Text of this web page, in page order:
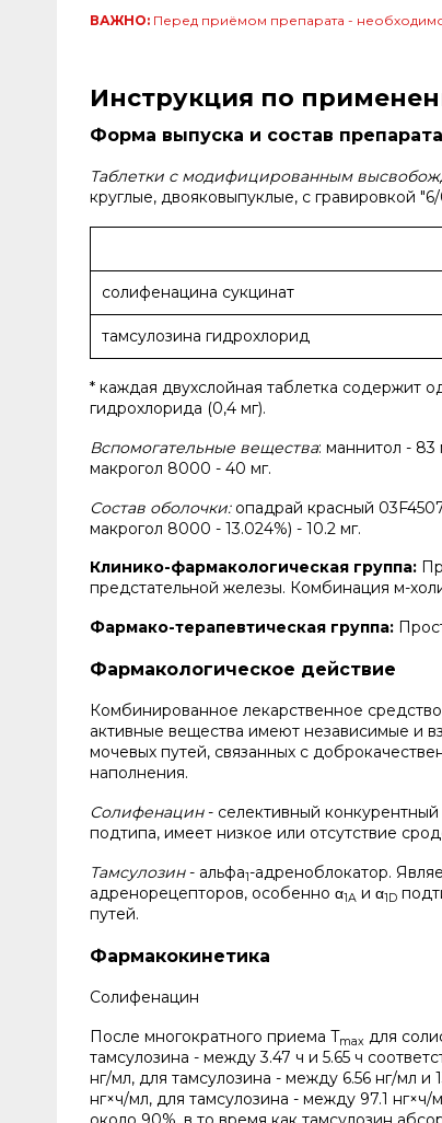
ВАЖНО: Перед приёмом препарата -
Инструкция по
Форма выпуска и состав препарата
Таблетки с модифицированным
круглые, двояковыпуклые, с гравировкой
солифенацина сукцинат
тамсулозина гидрохлорид
* каждая двухслойная таблетка содержит
гидрохлорида (0,4 мг).
Вспомогательные вещества: маннитол - 83
макрогол 8000 - 40 мг.
Состав оболочки:опадрай красный
макрогол 8000 - 13.024%) - 10.2 мг.
Клинико-фармакологическая группа:
предстательной железы. Комбинация м-
Фармако-терапевтическая группа:
Фармакологическое действие
Комбинированное лекарственное
активные вещества имеют независимые и
мочевых путей, связанных с
наполнения.
Солифенацин- селективный
подтипа, имеет низкое или отсутствие
Тамсулозин- альфа1-адреноблокатор.
адренорецепторов, особенно α1А и α1D
путей.
Фармакокинетика
Солифенацин
После многократного приема Tmax для
тамсулозина - между 3.47 ч и 5.65 ч
нг/мл, для тамсулозина - между 6.56 нг/мл и
нг×ч/мл, для тамсулозина - между 97.1